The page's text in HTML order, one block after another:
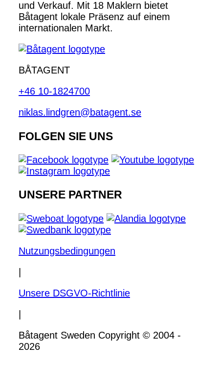
und Verkauf. Mit 18 Maklern bietet
Båtagent lokale Präsenz auf einem
internationalen Markt.
BÅTAGENT
+46 10-1824700
niklas.lindgren@batagent.se
FOLGEN SIE UNS
UNSERE PARTNER
Nutzungsbedingungen
Unsere DSGVO-Richtlinie
Båtagent Sweden Copyright © 2004 -
2026